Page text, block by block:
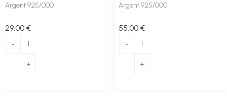
Argent 925/000
29.00 €
Argent 925/000
55 .00 €